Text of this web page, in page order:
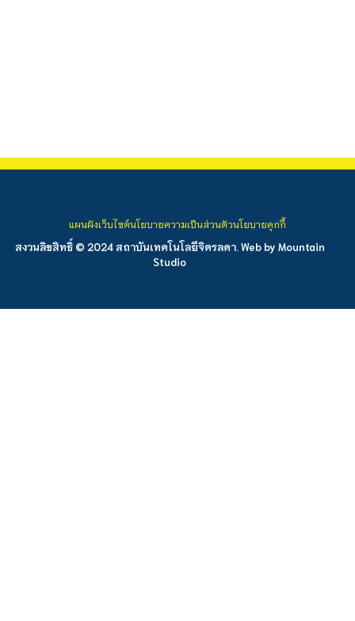
สงวนลิขสิทธิ์ © 2024 สถาบันเทคโนโลยีจิตรลดา. Web by Mountain
Studio
แผนผังเว็บไซต์นโยบายความเป็นส่วนตัวนโยบายคุกกี้